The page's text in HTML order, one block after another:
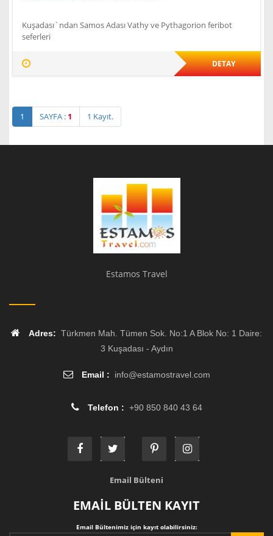
Kuşadası`ndan Samos Adası Vathy ve Pythagorion feribot
seferleri
DETAY
1 SAYFA : 1 1 Kayıt.
Estamos Travel
Adres: Türkmen Mah. Tümen Sok. No:1 A Blok No: 1 Daire:
3 Kuşadası - Aydın
Email : info@estamostravel.com
Telefon : +90 850 840 43 64
Email Bülteni
EMAİL BÜLTEN KAYIT
Email Bültenimiz için kayıt olabilirsiniz: